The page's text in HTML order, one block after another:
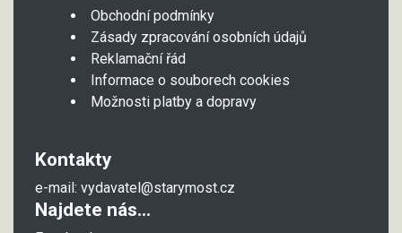
Obchodní podmínky
Zásady zpracování osobních údajů
Reklamační řád
Informace o souborech cookies
Možnosti platby a dopravy
Kontakty
e-mail: vydavatel@starymost.cz
Najdete nás...